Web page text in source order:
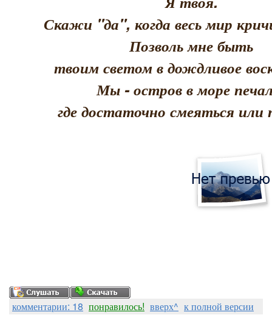
Скажи "да", когда весь мир
Позволь мне быть
твоим светом в дождливое
Мы - остров в море
где достаточно смеяться или
комментарии: 18 понравилось! вверх^ к полной версии